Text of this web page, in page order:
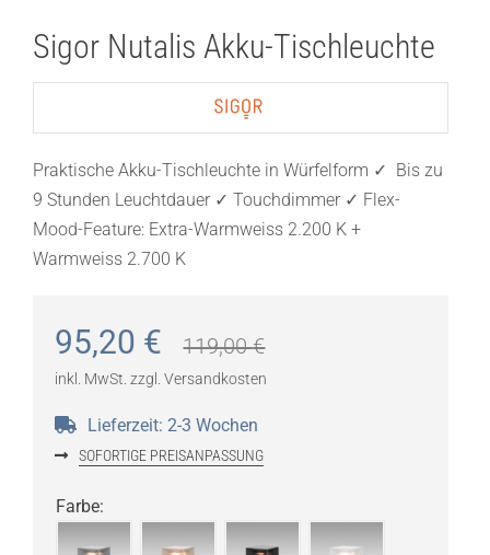
Sigor Nutalis Akku-Tischleuchte
Praktische Akku-Tischleuchte in Würfelform ✓ Bis zu
9 Stunden Leuchtdauer ✓ Touchdimmer ✓ Flex-
Mood-Feature: Extra-Warmweiss 2.200 K +
Warmweiss 2.700 K
95,20 € 119,00€
inkl. MwSt. zzgl. Versandkosten
Lieferzeit: 2-3 Wochen
SOFORTIGE PREISANPASSUNG
Farbe: